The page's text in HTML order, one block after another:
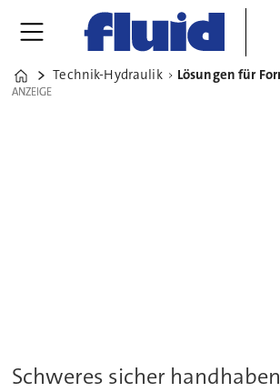
Home
Technik-Hydraulik
ANZEIGE
ANZEIGE
Schweres sicher handhaben